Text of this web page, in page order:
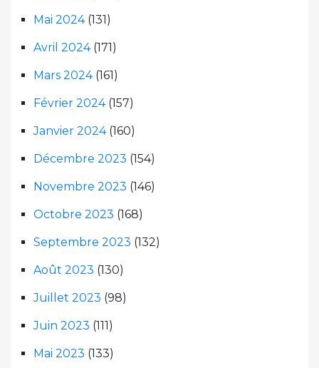
Mai 2024(131)
Avril 2024(171)
Mars 2024(161)
Février 2024(157)
Janvier 2024(160)
Décembre 2023 (154)
Novembre 2023 (146)
Octobre 2023 (168)
Septembre 2023 (132)
Août 2023 (130)
Juillet 2023 (98)
Juin 2023 (111)
Mai 2023 (133)